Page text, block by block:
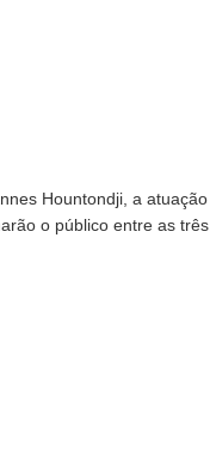
Hountondji, a atuação
o público entre as três